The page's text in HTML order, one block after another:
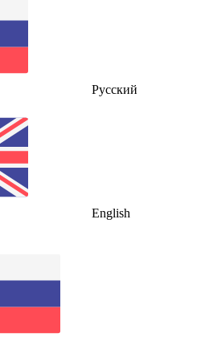
Русский
English